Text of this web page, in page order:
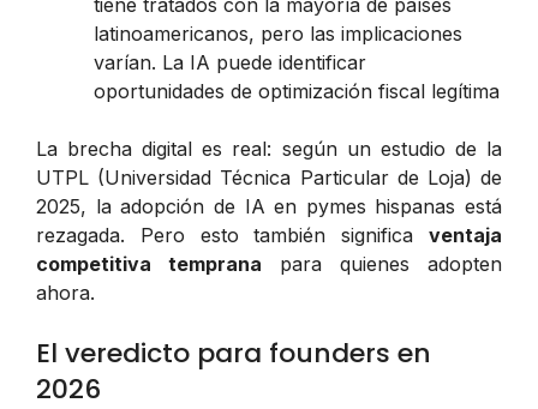
latinoamericanos, pero las implicaciones
varían. La IA puede identificar
oportunidades de optimización fiscal legítima
La brecha digital es real: según un estudio de la
UTPL (Universidad Técnica Particular de Loja) de
2025, la adopción de IA en pymes hispanas está
rezagada. Pero esto también significa ventaja
competitiva temprana para quienes adopten
ahora.
El veredicto para founders en
2026